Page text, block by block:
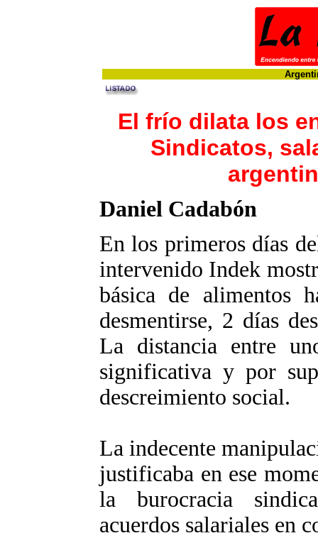
El frío dilata los
Sindicatos,
Daniel Cadabón
En los primeros días
intervenido Indek
básica de alimentos
desmentirse, 2 días
La distancia entre
significativa y por
descreimiento social.
La indecente
justificaba en ese
la burocracia
acuerdos salariales en